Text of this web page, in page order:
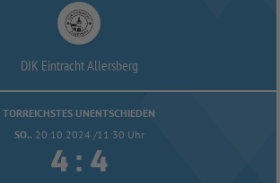
DJK Eintracht Allersberg
TORREICHSTES UNENTSCHIEDEN
SO.. 20.10.2024 /11:30 Uhr
 : 